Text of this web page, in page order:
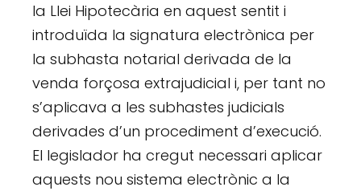
la Llei Hipotecària en aquest sentit i
introduïda la signatura electrònica per
la subhasta notarial derivada de la
venda forçosa extrajudicial i, per tant no
s’aplicava a les subhastes judicials
derivades d’un procediment d’execució.
El legislador ha cregut necessari aplicar
aquests nou sistema electrònic a la